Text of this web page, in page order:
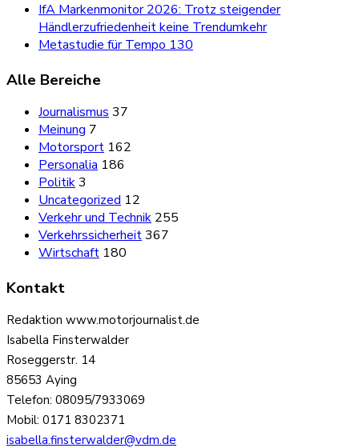
IfA Markenmonitor 2026: Trotz steigender
Händlerzufriedenheit keine Trendumkehr
Metastudie für Tempo 130
Alle Bereiche
Journalismus 37
Meinung 7
Motorsport 162
Personalia 186
Politik3
Uncategorized 12
Verkehr und Technik 255
Verkehrssicherheit367
Wirtschaft 180
Kontakt
Redaktion www.motorjournalist.de
Isabella Finsterwalder
Roseggerstr. 14
85653 Aying
Telefon: 08095/7933069
Mobil: 0171 8302371
isabella.finsterwalder@vdm.de